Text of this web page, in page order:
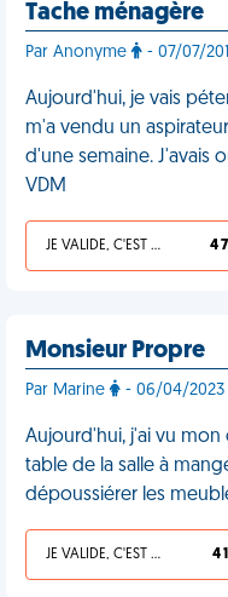
Tache ménagère
Par Anonyme - 07/07/
Aujourd'hui, je vais
m'a vendu un
d'une semaine. J'avais
VDM
JE VALIDE, C'EST UNE VDM 4
Monsieur Propre
Par Marine - 06/04/2023
Aujourd'hui, j'ai vu mon
table de la salle à
dépoussiérer les
JE VALIDE, C'EST UNE VDM 4